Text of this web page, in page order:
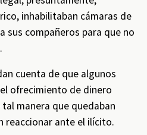
inhabilitaban cámaras de
sus compañeros para que no
cuenta de que algunos
ofrecimiento de dinero
manera que quedaban
reaccionar ante el ilícito.